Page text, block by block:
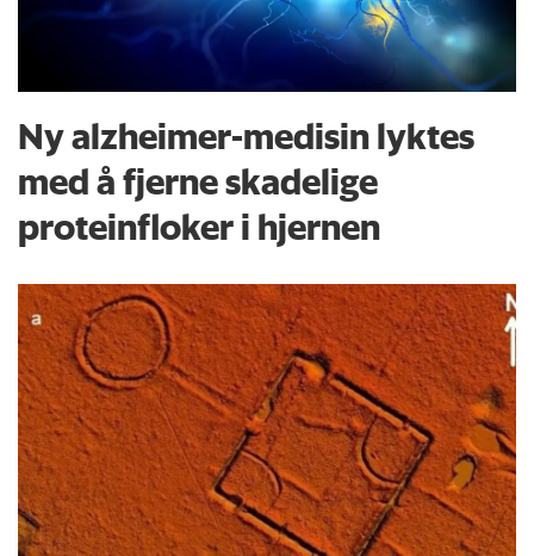
Ny alzheimer-medisin lyktes
med å fjerne skadelige
proteinfloker i hjernen